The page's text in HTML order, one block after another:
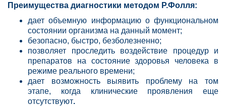
Преимущества диагностики методом Р.Фолля:
дает объемную информацию о функциональном
состоянии организма на данный момент;
безопасно, быстро, безболезненно;
позволяет проследить воздействие процедур и
препаратов на состояние здоровья человека в
режиме реального времени;
дает возможность выявить проблему на том
этапе, когда клинические проявления еще
отсутствуют.